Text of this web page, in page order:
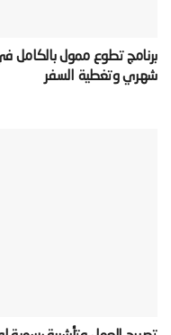
شهري وتغطية السفر‬